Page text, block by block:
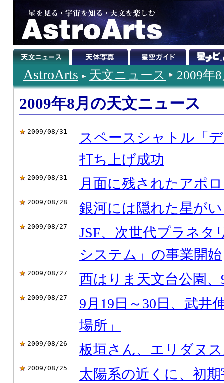
AstroArts 天文ニュース 2009年
2009年8月の天文ニュース
2009/08/31
スペースシャトル「
打ち上げ成功
2009/08/31 月面に残されたアポ
2009/08/28 銀河には隠れた星が
2009/08/27
JSF、次世代プラネタ
システム」の事業開始
2009/08/27 西はりま天文台公園
2009/08/27
9月19日～30日、武井
場所」
2009/08/26 板垣さん、エリダヌ
2009/08/25 太陽系の近くに、初